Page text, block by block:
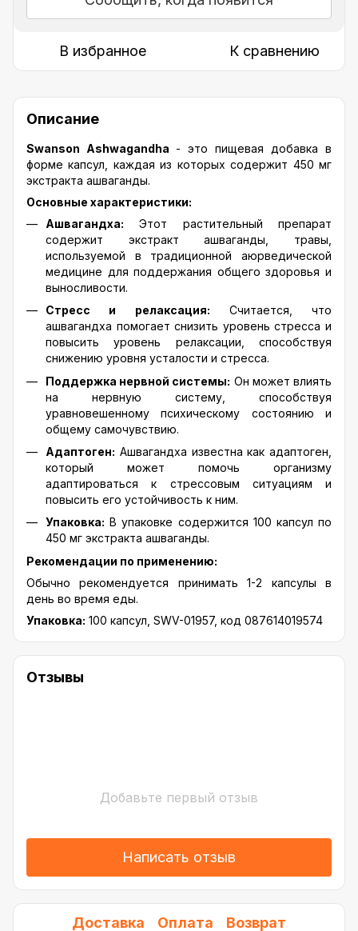
В избранное К сравнению
Описание
Swanson Ashwagandha - это пищевая добавка в
форме капсул, каждая из которых содержит 450 мг
экстракта ашваганды.
Основные характеристики:
Ашвагандха: Этот растительный препарат
содержит экстракт ашваганды, травы,
используемой в традиционной аюрведической
медицине для поддержания общего здоровья и
выносливости.
Стресс и релаксация: Считается, что
ашвагандха помогает снизить уровень стресса и
повысить уровень релаксации, способствуя
снижению уровня усталости и стресса.
Поддержка нервной системы: Он может влиять
на нервную систему, способствуя
уравновешенному психическому состоянию и
общему самочувствию.
Адаптоген: Ашвагандха известна как адаптоген,
который может помочь организму
адаптироваться к стрессовым ситуациям и
повысить его устойчивость к ним.
Упаковка: В упаковке содержится 100 капсул по
450 мг экстракта ашваганды.
Рекомендации по применению:
Обычно рекомендуется принимать 1-2 капсулы в
день во время еды.
Упаковка: 100 капсул, SWV-01957, код 087614019574
Отзывы
Добавьте первый отзыв
Написать отзыв
Доставка Оплата Возврат